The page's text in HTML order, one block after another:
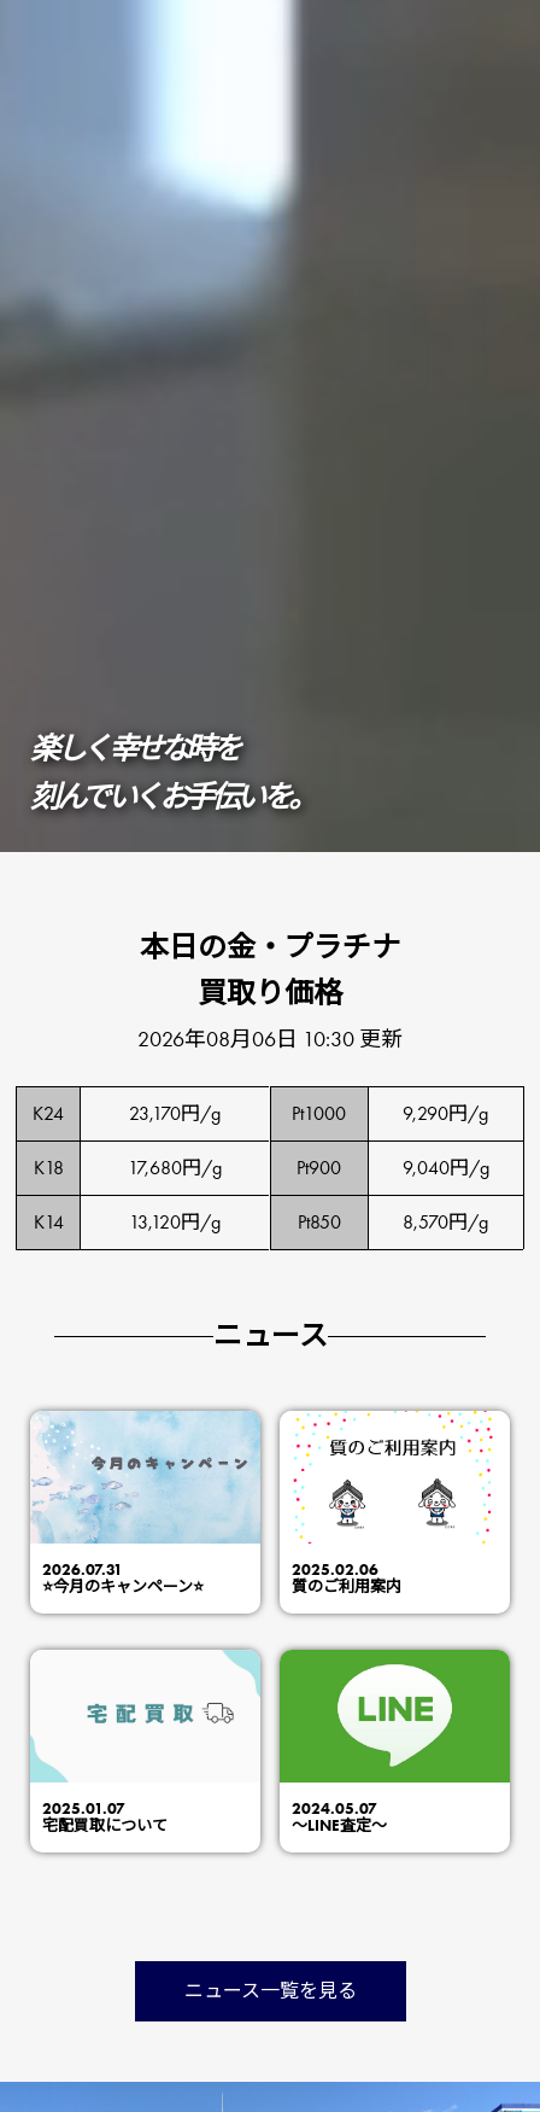
楽しく幸せな時を
刻んでいくお⼿伝いを。
本⽇の⾦‧プラチナ
買取り価格
2026年08月06日 10:30 更新
K24 23,170円/g
K18 17,680円/g
K14 13,120円/g
Pt1000 9,290円/g
Pt900 9,040円/g
Pt850 8,570円/g
ニュース
2026.07.31
⭐今月のキャンペーン⭐
2025.02.06
質のご利用案内
2025.01.07
宅配買取について
2024.05.07
～LINE査定～
ニュース⼀覧を⾒る